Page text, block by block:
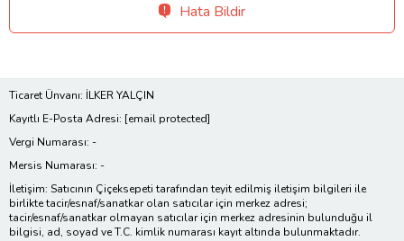
Hata Bildir
Ticaret Ünvanı: İLKER YALÇIN
Kayıtlı E-Posta Adresi: [email protected]
Vergi Numarası: -
Mersis Numarası: -
İletişim: Satıcının Çiçeksepeti tarafından teyit edilmiş iletişim bilgileri ile
birlikte tacir/esnaf/sanatkar olan satıcılar için merkez adresi;
tacir/esnaf/sanatkar olmayan satıcılar için merkez adresinin bulunduğu il
bilgisi, ad, soyad ve T.C. kimlik numarası kayıt altında bulunmaktadır.